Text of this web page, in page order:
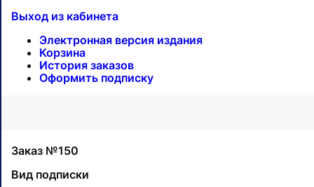
Выход из кабинета
Электронная версия издания
Корзина
История заказов
Оформить подписку
Заказ №150
Вид подписки